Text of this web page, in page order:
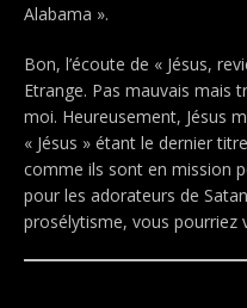
Alabama ».
Bon, l’écoute de « Jésus,
Etrange. Pas mauvais mais
moi. Heureusement, Jésus
« Jésus » étant le dernier
comme ils sont en mission
pour les adorateurs de
prosélytisme, vous pourriez